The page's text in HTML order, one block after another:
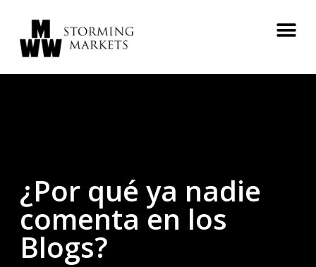
¿Por qué ya nadie
comenta en los
Blogs?